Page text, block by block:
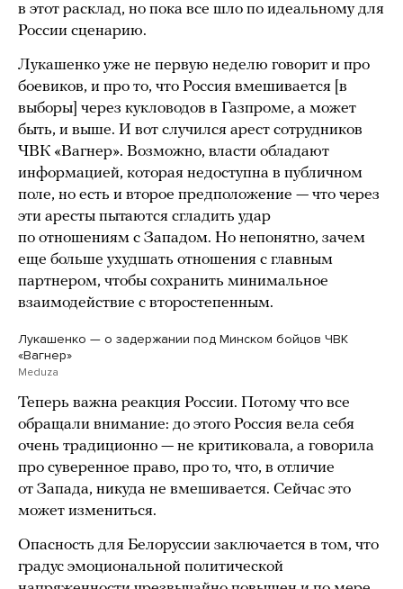
в этот расклад, но пока все шло по идеальному для
России сценарию.
Лукашенко уже не первую неделю говорит и про
боевиков, и про то, что Россия вмешивается [в
выборы] через кукловодов в Газпроме, а может
быть, и выше. И вот случился арест сотрудников
ЧВК «Вагнер». Возможно, власти обладают
информацией, которая недоступна в публичном
поле, но есть и второе предположение — что через
эти аресты пытаются сгладить удар
по отношениям с Западом. Но непонятно, зачем
еще больше ухудшать отношения с главным
партнером, чтобы сохранить минимальное
взаимодействие с второстепенным.
Лукашенко — о задержании под Минском бойцов ЧВК
«Вагнер»
Meduza
Теперь важна реакция России. Потому что все
обращали внимание: до этого Россия вела себя
очень традиционно — не критиковала, а говорила
про суверенное право, про то, что, в отличие
от Запада, никуда не вмешивается. Сейчас это
может измениться.
Опасность для Белоруссии заключается в том, что
градус эмоциональной политической